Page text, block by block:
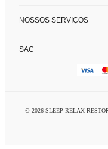
Trocas e devoluções
NOSSOS SERVIÇOS
Charada concierge
SAC
logistca@charada.com.br
© 2026 SLEEP RELAX